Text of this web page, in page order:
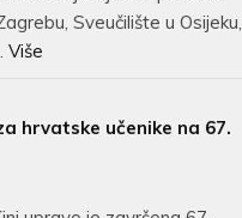
Sveučilište u Osijeku,
Više
hrvatske učenike na 67.